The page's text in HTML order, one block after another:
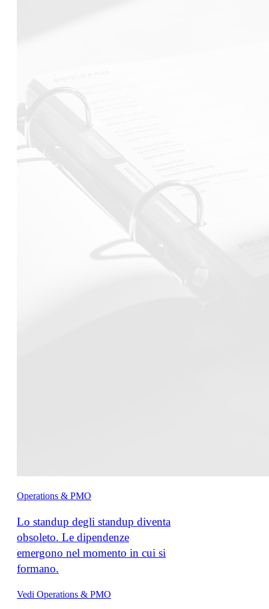
Operations & PMO
Lo standup degli standup diventa
obsoleto. Le dipendenze
emergono nel momento in cui si
formano.
Vedi Operations & PMO